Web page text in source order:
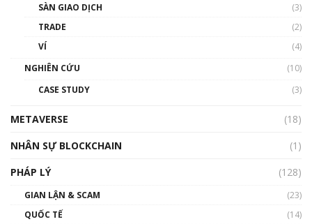
thống & Crypto qua các cuộc chiến | Phổ cập
01:32:59
gió ấm
SÀN GIAO DỊCH
(3)
TRADE
(2)
VÍ
(4)
NGHIÊN CỨU
(10)
CASE STUDY
(3)
METAVERSE
(18)
NHÂN SỰ BLOCKCHAIN
(1)
PHÁP LÝ
(128)
GIAN LẬN & SCAM
(23)
QUỐC TẾ
(14)